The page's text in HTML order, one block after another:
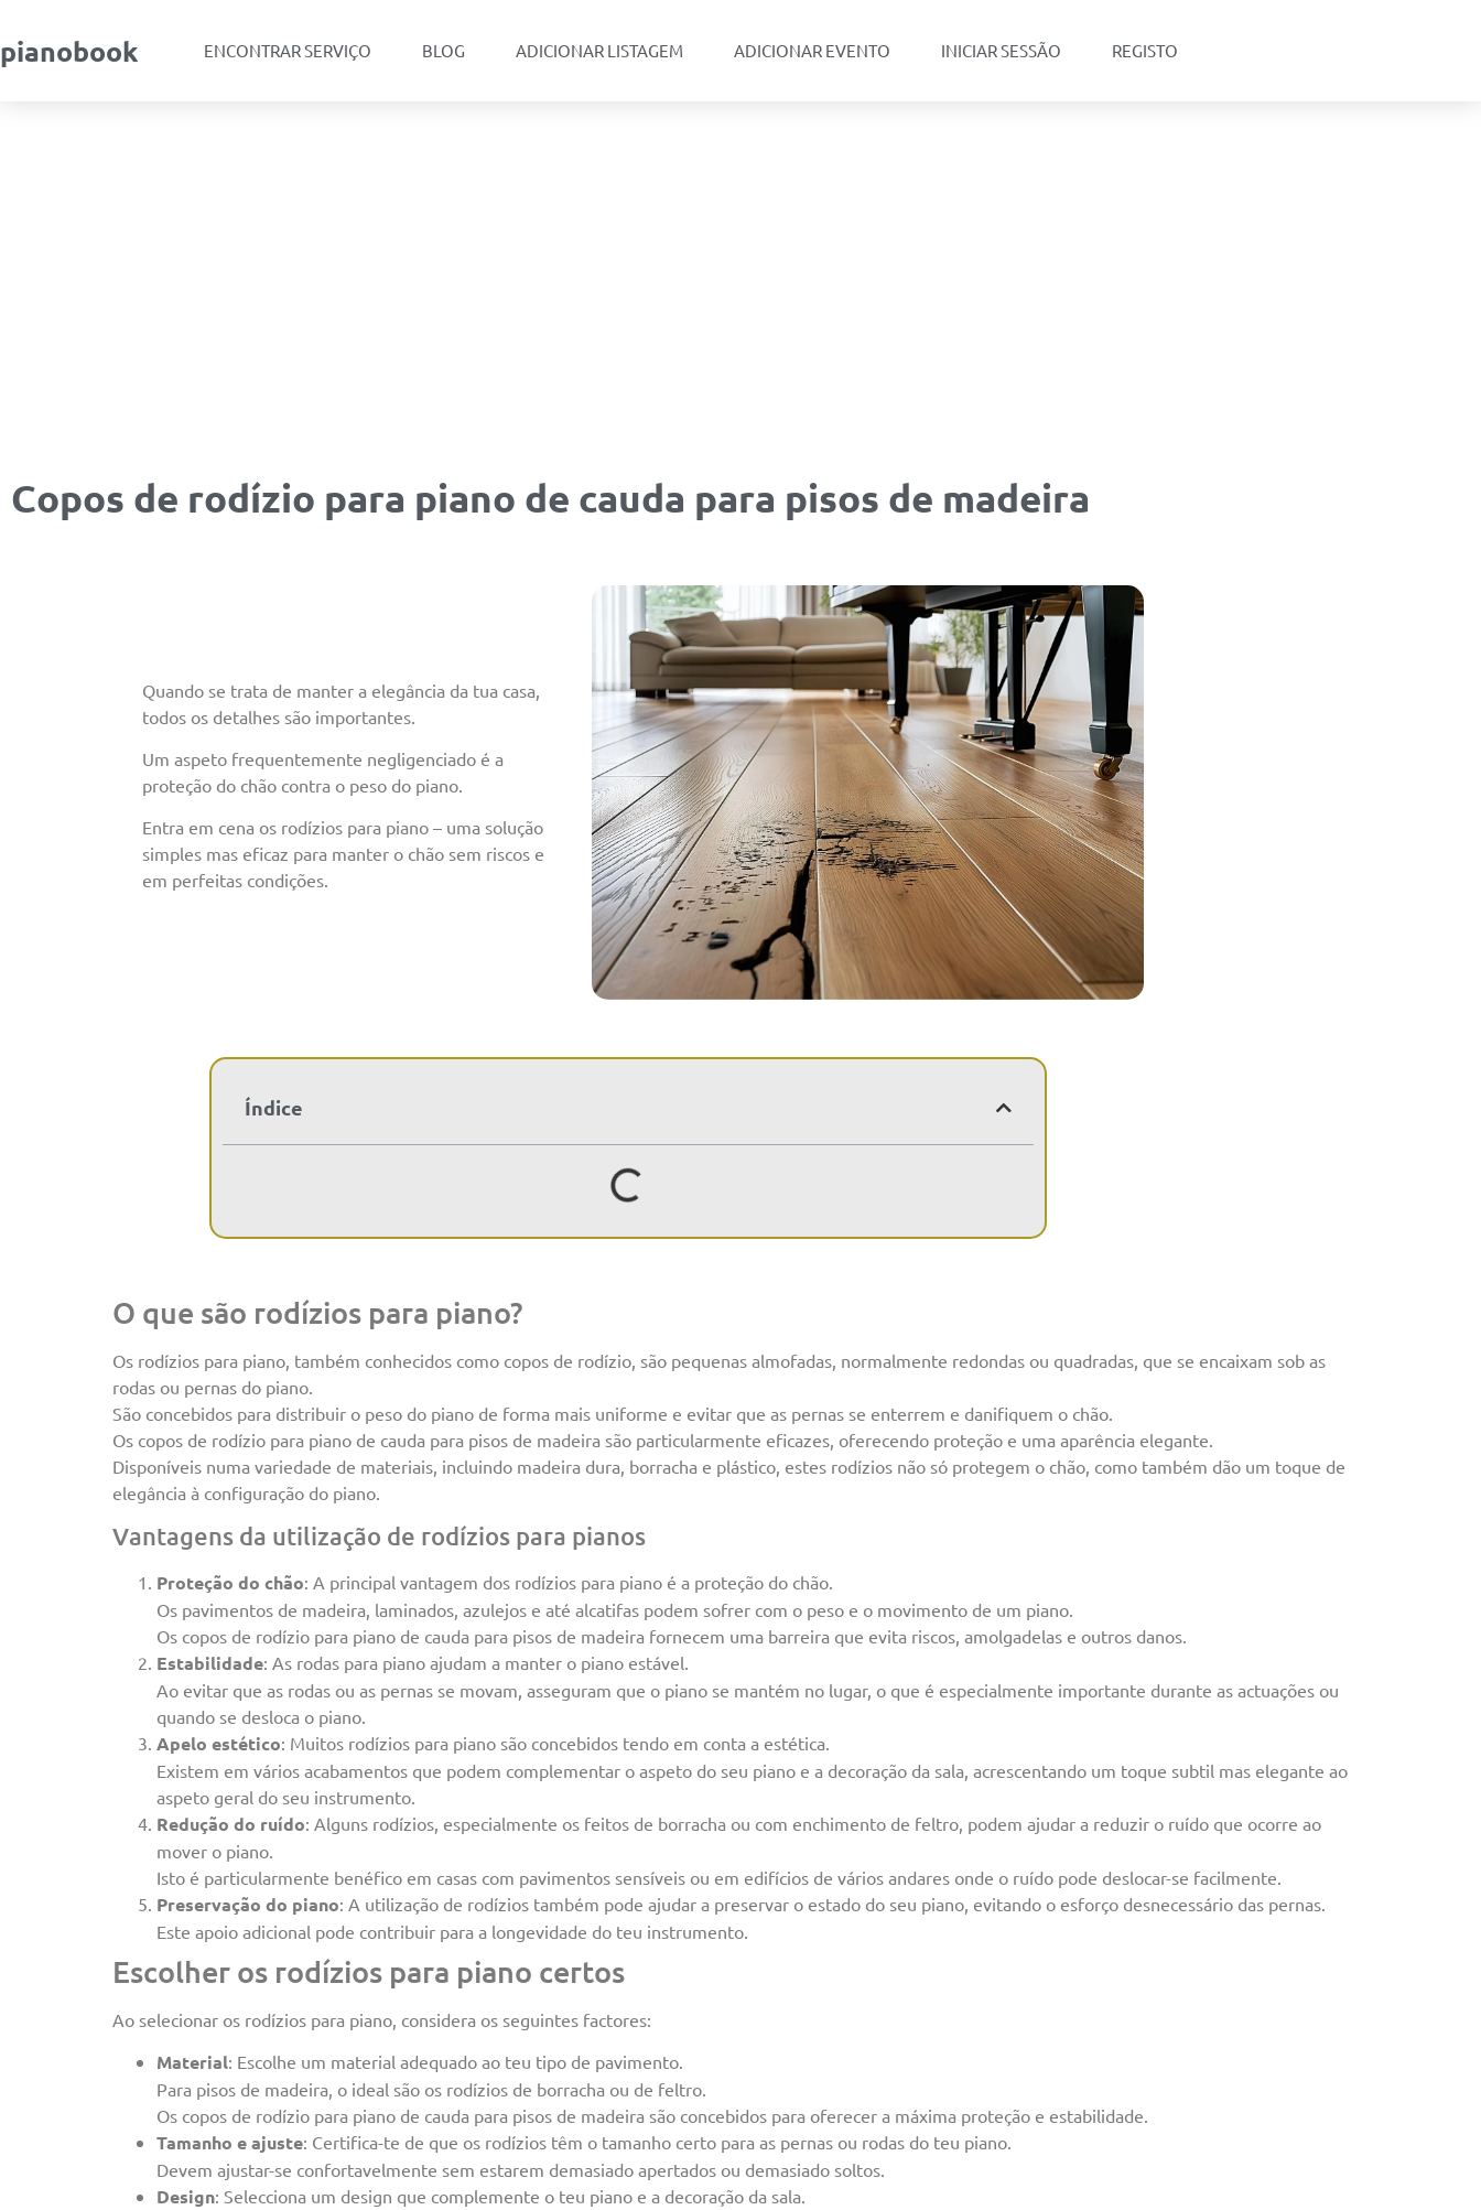
pianobook ENCONTRAR SERVIÇO BLOG ADICIONAR LISTAGEM ADICIONAR EVENTO INICIAR SESSÃO REGISTO
Copos de rodízio para piano de cauda para pisos de madeira
Quando se trata de manter a elegância da tua casa,
todos os detalhes são importantes.
Um aspeto frequentemente negligenciado é a
proteção do chão contra o peso do piano.
Entra em cena os rodízios para piano – uma solução
simples mas eficaz para manter o chão sem riscos e
em perfeitas condições.
Índice
O que são rodízios para piano?
Os rodízios para piano, também conhecidos como copos de rodízio, são pequenas almofadas, normalmente redondas ou quadradas, que se encaixam sob as
rodas ou pernas do piano.
São concebidos para distribuir o peso do piano de forma mais uniforme e evitar que as pernas se enterrem e danifiquem o chão.
Os copos de rodízio para piano de cauda para pisos de madeira são particularmente eficazes, oferecendo proteção e uma aparência elegante.
Disponíveis numa variedade de materiais, incluindo madeira dura, borracha e plástico, estes rodízios não só protegem o chão, como também dão um toque de
elegância à configuração do piano.
Vantagens da utilização de rodízios para pianos
Proteção do chão: A principal vantagem dos rodízios para piano é a proteção do chão.
Os pavimentos de madeira, laminados, azulejos e até alcatifas podem sofrer com o peso e o movimento de um piano.
Os copos de rodízio para piano de cauda para pisos de madeira fornecem uma barreira que evita riscos, amolgadelas e outros danos.
Estabilidade: As rodas para piano ajudam a manter o piano estável.
Ao evitar que as rodas ou as pernas se movam, asseguram que o piano se mantém no lugar, o que é especialmente importante durante as actuações ou
quando se desloca o piano.
Apelo estético: Muitos rodízios para piano são concebidos tendo em conta a estética.
Existem em vários acabamentos que podem complementar o aspeto do seu piano e a decoração da sala, acrescentando um toque subtil mas elegante ao
aspeto geral do seu instrumento.
Redução do ruído: Alguns rodízios, especialmente os feitos de borracha ou com enchimento de feltro, podem ajudar a reduzir o ruído que ocorre ao
mover o piano.
Isto é particularmente benéfico em casas com pavimentos sensíveis ou em edifícios de vários andares onde o ruído pode deslocar-se facilmente.
Preservação do piano: A utilização de rodízios também pode ajudar a preservar o estado do seu piano, evitando o esforço desnecessário das pernas.
Este apoio adicional pode contribuir para a longevidade do teu instrumento.
Escolher os rodízios para piano certos
Ao selecionar os rodízios para piano, considera os seguintes factores:
Material: Escolhe um material adequado ao teu tipo de pavimento.
Para pisos de madeira, o ideal são os rodízios de borracha ou de feltro.
Os copos de rodízio para piano de cauda para pisos de madeira são concebidos para oferecer a máxima proteção e estabilidade.
Tamanho e ajuste: Certifica-te de que os rodízios têm o tamanho certo para as pernas ou rodas do teu piano.
Devem ajustar-se confortavelmente sem estarem demasiado apertados ou demasiado soltos.
Design: Selecciona um design que complemente o teu piano e a decoração da sala.